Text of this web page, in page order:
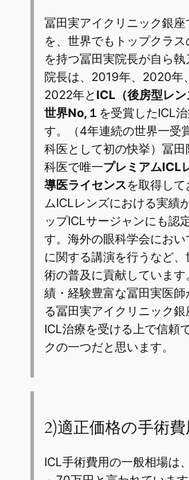
冨田実アイクリニック銀
を、世界でもトップクラ
を持つ冨田実院長が自ら
院長は、2019年、2020年
2022年と ICL（後房型レ
世界No,１ を受賞したICL
す。（4年連続の世界一受
科医として初の快挙）冨
科医で唯一プレミアムICL
導医ライセンスを取得し
ムICLレンズにおける実績
ップICLサージャンにも認
す。海外の眼科学会にお
に関する講演を行うなど
術の普及に貢献していま
績・経験豊富な冨田実医
る冨田実アイクリニック
ICL治療を受ける上で信頼
クの一つだと思います。
2)適正価格の手術費
ICL手術費用の一般相場は